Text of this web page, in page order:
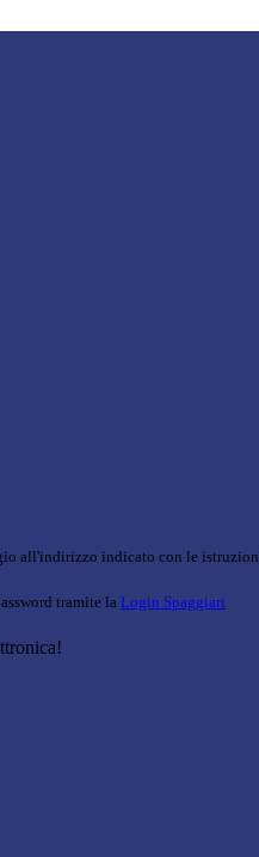
all'indirizzo indicato con le
tramite la Login Spaggiari